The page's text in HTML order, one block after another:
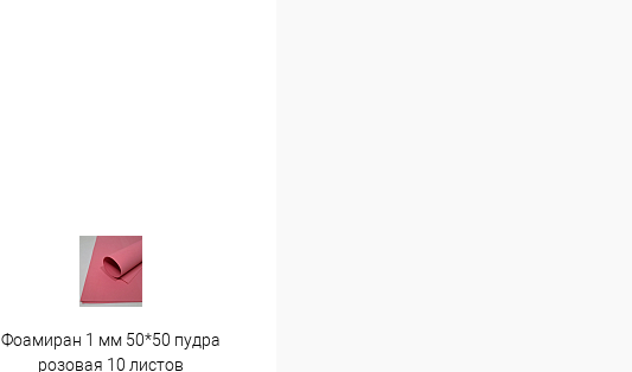
Фоамиран 1 мм 50*50 пудра
розовая 10 листов